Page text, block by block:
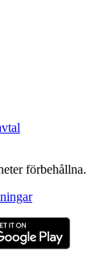
förbehållna.